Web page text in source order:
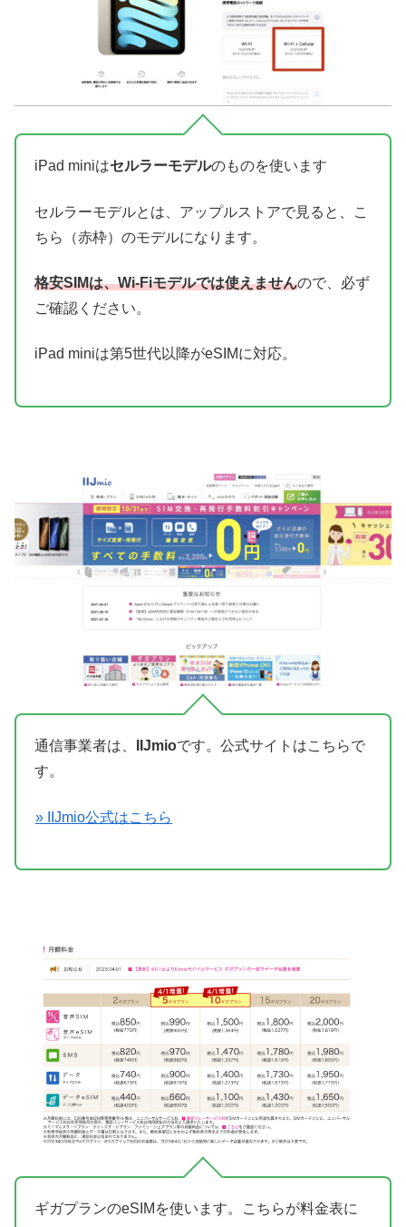
iPad miniはセルラーモデルのものを使います
セルラーモデルとは、アップルストアで見ると、こ
ちら（赤枠）のモデルになります。
格安SIMは、Wi-Fiモデルでは使えませんので、必ず
ご確認ください。
iPad miniは第5世代以降がeSIMに対応。
通信事業者は、 IIJmioです。公式サイトはこちらで
す。
» IIJmio公式はこちら
ギガプランのeSIMを使います。こちらが料金表に